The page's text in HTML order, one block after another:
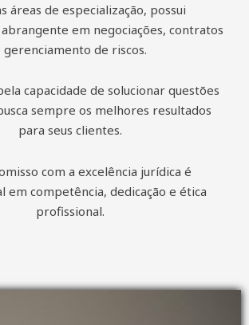
áreas de especialização, possui
em negociações, contratos
gerenciamento de riscos.
capacidade de solucionar questões
sempre os melhores resultados
para seus clientes.
com a excelência jurídica é
em competência, dedicação e ética
profissional.